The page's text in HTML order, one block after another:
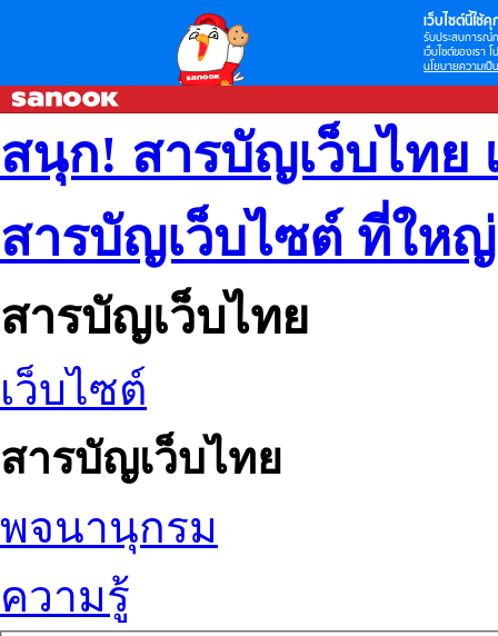
เว็บไซต์นี้ใช้คุ
รับประสบการณ์
เว็บไซต์ของเรา
นโยบายความเป็
สนุก! สารบัญเว็บไทย
สารบัญเว็บไซต์ ที่ให
สารบัญเว็บไทย
เว็บไซต์
สารบัญเว็บไทย
พจนานุกรม
ความรู้